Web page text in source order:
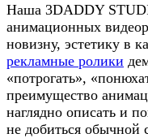
Наша 3DADDY
анимационных
новизну, эстетику в
рекламные ролики
«потрогать»,
преимущество
наглядно описать и
не добиться обычной